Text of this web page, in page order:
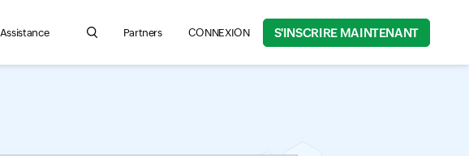
Assistance Search for product information, help articles, and more...
Partners CONNEXION S'INSCRIRE MAINTENANT